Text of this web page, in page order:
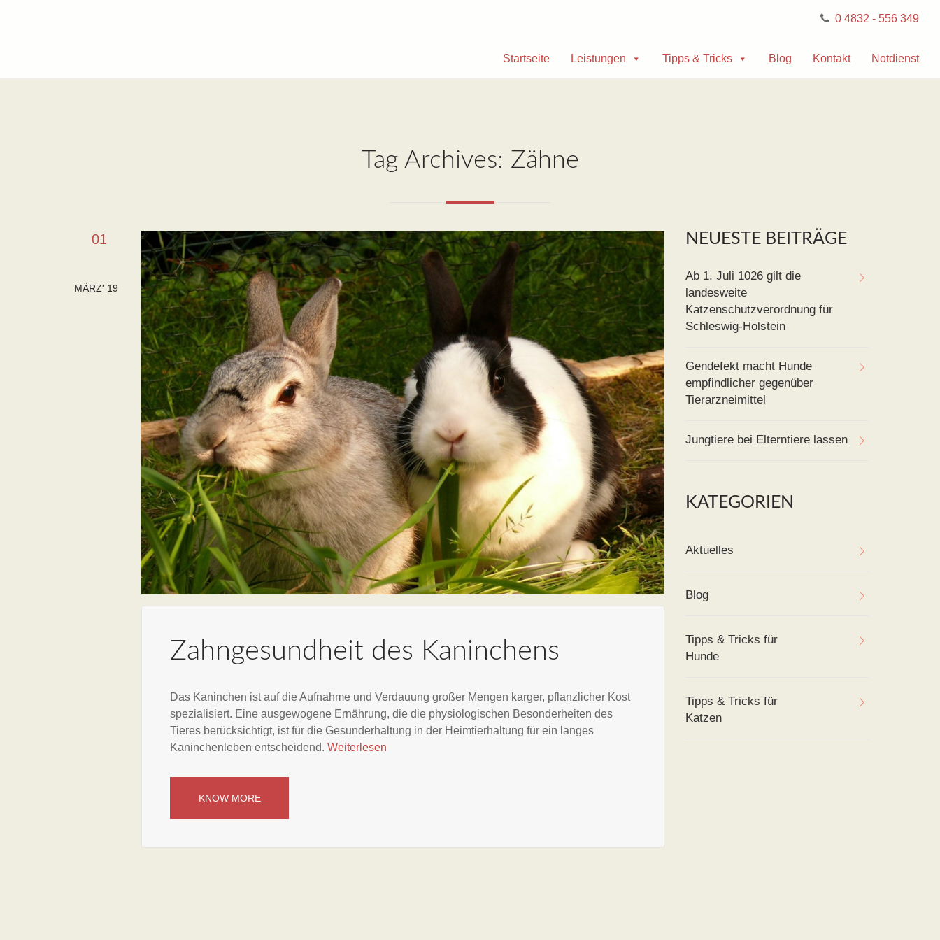
0 4832 - 556 349
Startseite Leistungen Tipps & Tricks Blog Kontakt Notdienst
Tag Archives: Zähne
01
MÄRZ' 19
Zahngesundheit des Kaninchens
Das Kaninchen ist auf die Aufnahme und Verdauung großer Mengen karger, pflanzlicher Kost
spezialisiert. Eine ausgewogene Ernährung, die die physiologischen Besonderheiten des
Tieres berücksichtigt, ist für die Gesunderhaltung in der Heimtierhaltung für ein langes
Kaninchenleben entscheidend. Weiterlesen
KNOW MORE
NEUESTE BEITRÄGE
Ab 1. Juli 1026 gilt die
landesweite
Katzenschutzverordnung für
Schleswig-Holstein
Gendefekt macht Hunde
empfindlicher gegenüber
Tierarzneimittel
Jungtiere bei Elterntiere lassen
KATEGORIEN
Aktuelles
Blog
Tipps & Tricks für
Hunde
Tipps & Tricks für
Katzen